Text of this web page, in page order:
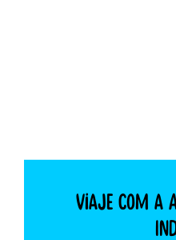
Viaje com a